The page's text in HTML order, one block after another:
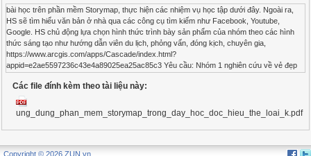
bài học trên phần mềm Storymap, thực hiện các nhiệm vụ học tập dưới đây. Ngoài ra,
HS sẽ tìm hiểu văn bản ở nhà qua các công cụ tìm kiếm như Facebook, Youtube,
Google. HS chủ động lựa chọn hình thức trình bày sản phẩm của nhóm theo các hình
thức sáng tạo như hướng dẫn viên du lịch, phỏng vấn, đóng kịch, chuyên gia,
https://www.arcgis.com/apps/Cascade/index.html?
appid=e2ae5597236c43e4a89025ea25ac85c3 Yêu cầu: Nhóm 1 nghiên cứu về vẻ đẹp
tại sao nhà thơ Nguyễn Quang Bích lại viết về sông Đà: “Chúng thủy giai đông tẩu/Đà
giang độc bắc lưu”; Sưu tầm những thông tin, hình ảnh, câu chuyện về sông Đà ngày
nay. Nhóm 2 nghiên cứu về hình tượng người lái đò sông Đà: Vẽ lại chân dung người lái
đò theo trí tưởng tượng; Lí giải tại sao ông lái đò lại được coi là “chất vàng mười Tây
Bắc”. Nhóm 3 nghiên cứu về vẻ đẹp sông Hương ở góc nhìn địa lí: Kể tên những địa
Storymap; Sưu tầm những thông tin, hình ảnh, video về các địa danh sông Hương chảy
Các file đính kèm theo tài liệu này:
ung_dung_phan_mem_storymap_trong_day_hoc_doc_hieu_the_loai_k.pdf
Copyright © 2026 ZUN.vn